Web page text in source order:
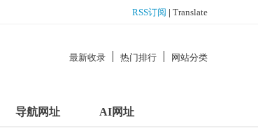
RSS订阅 | Translate
最新收录 热门排行 网站分类
导航网址 AI网址